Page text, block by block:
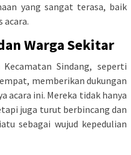
yang sangat terasa, baik
acara.
Warga Sekitar
Sindang, seperti
memberikan dukungan
acara ini. Mereka tidak hanya
juga turut berbincang dan
sebagai wujud kepedulian